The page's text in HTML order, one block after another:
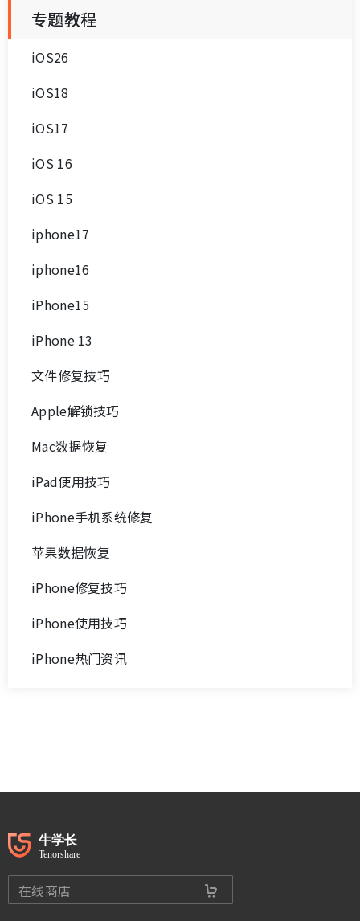
专题教程
iOS26
iOS18
iOS17
iOS 16
iOS 15
iphone17
iphone16
iPhone15
iPhone 13
文件修复技巧
Apple解锁技巧
Mac数据恢复
iPad使用技巧
iPhone手机系统修复
苹果数据恢复
iPhone修复技巧
iPhone使用技巧
iPhone热门资讯
在线商店